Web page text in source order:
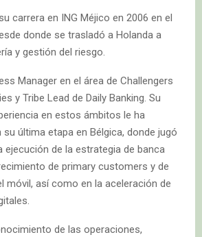
carrera en ING Méjico en 2006 en el
donde se trasladó a Holanda a
y gestión del riesgo.
Manager en el área de Challengers
y Tribe Lead de Daily Banking. Su
en estos ámbitos le ha
última etapa en Bélgica, donde jugó
ejecución de la estrategia de banca
de primary customers y de
móvil, así como en la aceleración de
de las operaciones,